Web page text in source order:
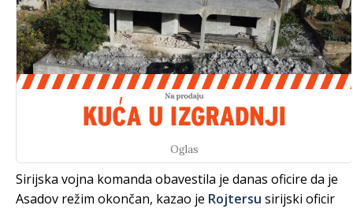
Oglas
Sirijska vojna komanda obavestila je danas oficire da je
Asadov režim okončan, kazao je Rojtersu sirijski oficir